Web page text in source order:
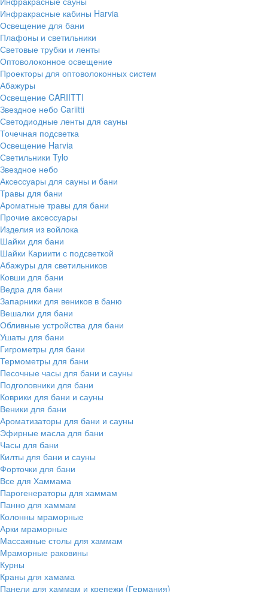
Инфракрасные кабины Harvia
Освещение для бани
Плафоны и светильники
Световые трубки и ленты
Оптоволоконное освещение
Проекторы для оптоволоконных систем
Абажуры
Освещение CARIITTI
Звездное небо Cariitti
Светодиодные ленты для сауны
Точечная подсветка
Освещение Harvia
Светильники Tylo
Звездное небо
Аксессуары для сауны и бани
Травы для бани
Ароматные травы для бани
Прочие аксессуары
Изделия из войлока
Шайки для бани
Шайки Кариити с подсветкой
Абажуры для светильников
Ковши для бани
Ведра для бани
Запарники для веников в баню
Вешалки для бани
Обливные устройства для бани
Ушаты для бани
Гигрометры для бани
Термометры для бани
Песочные часы для бани и сауны
Подголовники для бани
Коврики для бани и сауны
Веники для бани
Ароматизаторы для бани и сауны
Эфирные масла для бани
Часы для бани
Килты для бани и сауны
Форточки для бани
Все для Хаммама
Парогенераторы для хаммам
Панно для хаммам
Колонны мраморные
Арки мраморные
Массажные столы для хаммам
Мраморные раковины
Курны
Краны для хамама
Панели для хаммам и крепежи (Германия)